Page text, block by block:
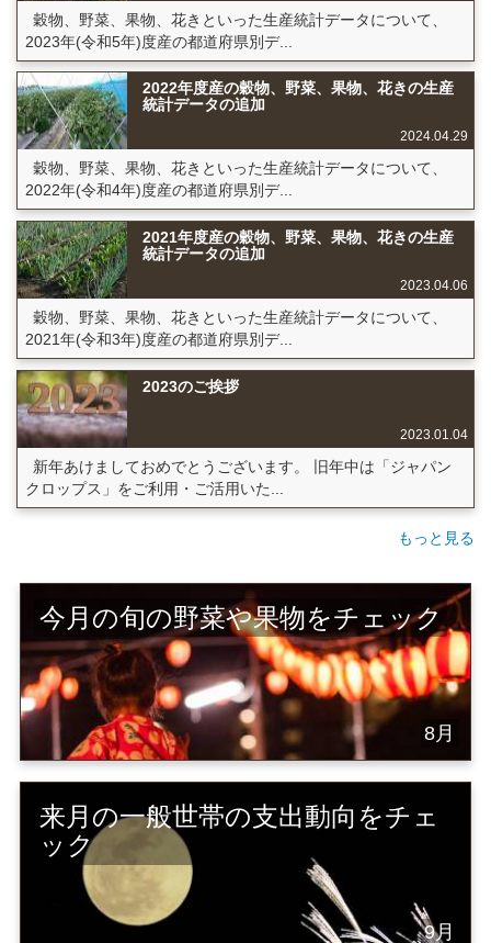
穀物、野菜、果物、花きといった生産統計データについて、
2023年(令和5年)度産の都道府県別デ...
2022年度産の穀物、野菜、果物、花きの生産
統計データの追加
2024.04.29
穀物、野菜、果物、花きといった生産統計データについて、
2022年(令和4年)度産の都道府県別デ...
2021年度産の穀物、野菜、果物、花きの生産
統計データの追加
2023.04.06
穀物、野菜、果物、花きといった生産統計データについて、
2021年(令和3年)度産の都道府県別デ...
2023のご挨拶
2023.01.04
新年あけましておめでとうございます。 旧年中は「ジャパン
クロップス」をご利用・ご活用いた...
もっと見る
今月の旬の野菜や果物をチェック
8月
来月の一般世帯の支出動向をチェ
ック
9月